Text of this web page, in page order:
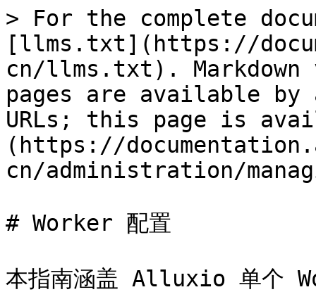
> For the complete
[llms.txt](https://
cn/llms.txt). Markdown
pages are available by
URLs; this page is
(https://
cn/administration/
# Worker 配置
本指南涵盖 Alluxio 单个